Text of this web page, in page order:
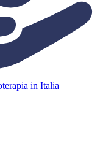
in Italia